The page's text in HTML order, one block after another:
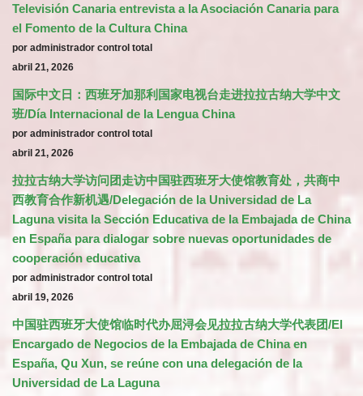
Televisión Canaria entrevista a la Asociación Canaria para
el Fomento de la Cultura China
por administrador control total
abril 21, 2026
国际中文日：西班牙加那利国家电视台走进拉拉古纳大学中文
班/Día Internacional de la Lengua China
por administrador control total
abril 21, 2026
拉拉古纳大学访问团走访中国驻西班牙大使馆教育处，共商中
西教育合作新机遇/Delegación de la Universidad de La
Laguna visita la Sección Educativa de la Embajada de China
en España para dialogar sobre nuevas oportunidades de
cooperación educativa
por administrador control total
abril 19, 2026
中国驻西班牙大使馆临时代办屈浔会见拉拉古纳大学代表团/El
Encargado de Negocios de la Embajada de China en
España, Qu Xun, se reúne con una delegación de la
Universidad de La Laguna